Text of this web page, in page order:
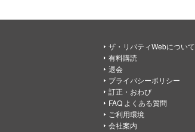
ザ・リバティWebについて
有料購読
退会
プライバシーポリシー
訂正・おわび
FAQ よくある質問
ご利用環境
会社案内